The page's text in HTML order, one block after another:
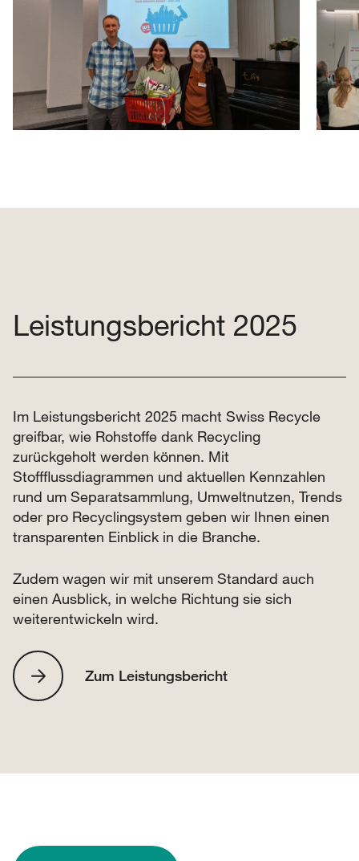
Leistungsbericht 2025
Im Leistungsbericht 2025 macht Swiss Recycle
greifbar, wie Rohstoffe dank Recycling
zurückgeholt werden können. Mit
Stoffflussdiagrammen und aktuellen Kennzahlen
rund um Separatsammlung, Umweltnutzen, Trends
oder pro Recyclingsystem geben wir Ihnen einen
transparenten Einblick in die Branche.
Zudem wagen wir mit unserem Standard auch
einen Ausblick, in welche Richtung sie sich
weiterentwickeln wird.
Zum Leistungsbericht